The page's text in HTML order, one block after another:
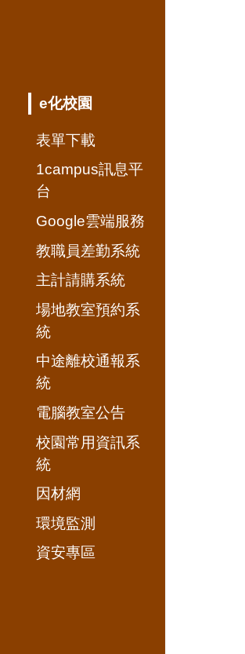
e化校園
表單下載
1campus訊息平
台
Google雲端服務
教職員差勤系統
主計請購系統
場地教室預約系
統
中途離校通報系
統
電腦教室公告
校園常用資訊系
統
因材網
環境監測
資安專區